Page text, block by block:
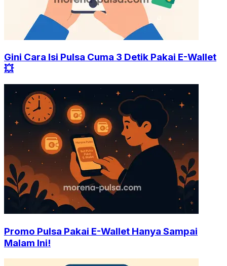
Gini Cara Isi Pulsa Cuma 3 Detik Pakai E-Wallet
💥
Promo Pulsa Pakai E-Wallet Hanya Sampai
Malam Ini!